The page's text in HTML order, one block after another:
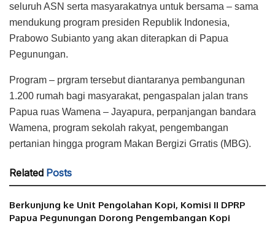
seluruh ASN serta masyarakatnya untuk bersama – sama
mendukung program presiden Republik Indonesia,
Prabowo Subianto yang akan diterapkan di Papua
Pegunungan.
Program – prgram tersebut diantaranya pembangunan
1.200 rumah bagi masyarakat, pengaspalan jalan trans
Papua ruas Wamena – Jayapura, perpanjangan bandara
Wamena, program sekolah rakyat, pengembangan
pertanian hingga program Makan Bergizi Grratis (MBG).
Related Posts
Berkunjung ke Unit Pengolahan Kopi, Komisi II DPRP
Papua Pegunungan Dorong Pengembangan Kopi